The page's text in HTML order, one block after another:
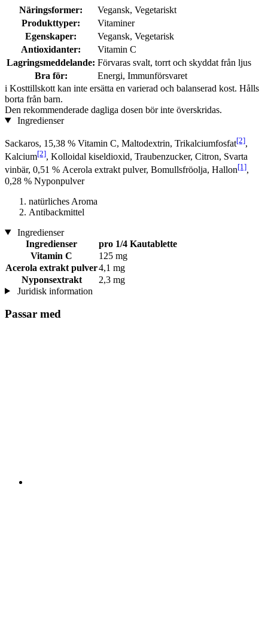
Näringsformer:
Vegansk, Vegetariskt
Produkttyper:
Vitaminer
Egenskaper:
Vegansk, Vegetarisk
Antioxidanter:
Vitamin C
Lagringsmeddelande: Förvaras svalt, torrt och skyddat från ljus
Bra för:
Energi, Immunförsvaret
i Kosttillskott kan inte ersätta en varierad och balanserad kost. Hålls
borta från barn.
Den rekommenderade dagliga dosen bör inte överskridas.
Ingredienser
Sackaros, 15,38 % Vitamin C, Maltodextrin, Trikalciumfosfat[2],
Kalcium[2], Kolloidal kiseldioxid, Traubenzucker, Citron, Svarta
vinbär, 0,51 % Acerola extrakt pulver, Bomullsfröolja, Hallon[1],
0,28 % Nyponpulver
natürliches Aroma
Antibackmittel
Ingredienser
Ingredienser
pro 1/4 Kautablette
Vitamin C
125 mg
Acerola extrakt pulver4,1 mg
Nyponsextrakt
2,3 mg
Juridisk information
Passar med